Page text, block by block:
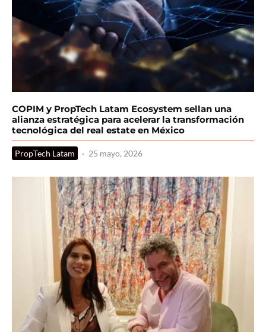
COPIM y PropTech Latam Ecosystem sellan una
alianza estratégica para acelerar la transformación
tecnológica del real estate en México
PropTech Latam · 25 mayo, 2026